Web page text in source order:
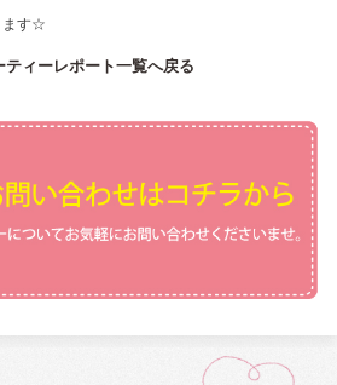
ます☆
ティーレポート一覧へ戻る